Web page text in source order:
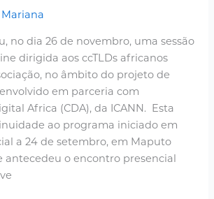
Mariana
no dia 26 de novembro, uma sessão
dirigida aos ccTLDs africanos
no âmbito do projeto de
em parceria com
Africa (CDA), da ICANN. Esta
ao programa iniciado em
a 24 de setembro, em Maputo
antecedeu o encontro presencial